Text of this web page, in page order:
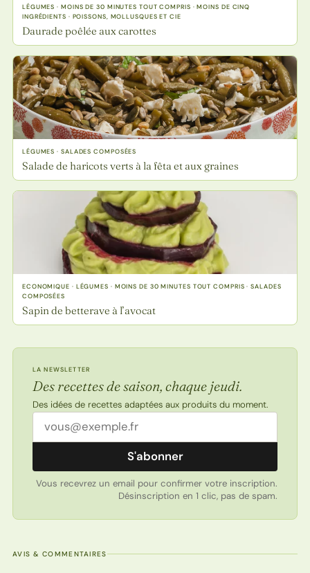
LÉGUMES · MOINS DE 30 MINUTES TOUT COMPRIS · MOINS DE CINQ
INGRÉDIENTS · POISSONS, MOLLUSQUES ET CIE
Daurade poêlée aux carottes
LÉGUMES · SALADES COMPOSÉES
Salade de haricots verts à la fêta et aux graines
ECONOMIQUE · LÉGUMES · MOINS DE 30 MINUTES TOUT COMPRIS · SALADES
COMPOSÉES
Sapin de betterave à l’avocat
LA NEWSLETTER
Des recettes de saison, chaque jeudi.
Des idées de recettes adaptées aux produits du moment.
Adresse email
S'abonner
Vous recevrez un email pour confirmer votre inscription.
Désinscription en 1 clic, pas de spam.
AVIS & COMMENTAIRES